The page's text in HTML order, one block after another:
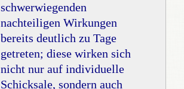
schwerwiegenden
nachteiligen Wirkungen
bereits deutlich zu Tage
getreten; diese wirken sich
nicht nur auf individuelle
Schicksale, sondern auch